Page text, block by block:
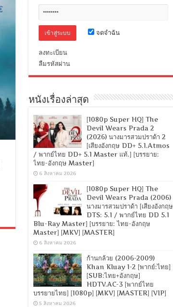
จดจำฉัน
ลงทะเบียน
ลืมรหัสผ่าน
หนังเรื่องล่าสุด
[1080p Super HQ] The
Devil Wears Prada 2
(2026) นางมารสวมปราด้า 2
[เสียงอังกฤษ DD+ 5.1.Atmos
/ พากย์ไทย DD+ 5.1 Master แท้.] [บรรยาย:
ไทย-อังกฤษ Master]
6 สิงหาคม 2026
[1080p Super HQ] The
Devil Wears Prada (2006)
นางมารสวมปราด้า [เสียงอังกฤษ
DTS: 5.1 / พากย์ไทย DD 5.1
Blu-Ray Master] [บรรยาย: ไทย-อังกฤษ
Master] [MKV] [MASTER]
6 สิงหาคม 2026
ก้านกล้วย (2006-2009)
Khan Kluay 1-2 [พากย์:ไทย]
[SUB:ไทย+อังกฤษ]
HDTV.AC-3 [พากย์ไทย
บรรยายไทย] [1080p] [MKV] [MASTER] [VIP]
5 สิงหาคม 2026